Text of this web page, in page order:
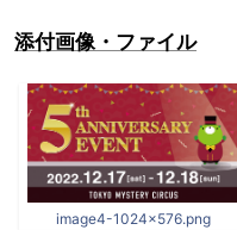
添付画像・ファイル
image4-1024x576.png